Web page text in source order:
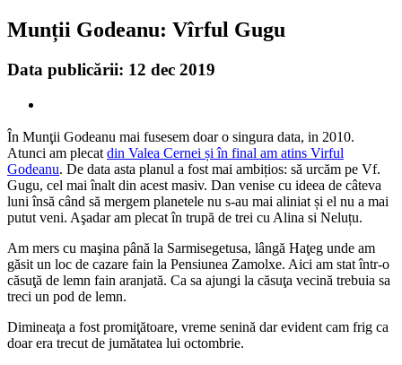
Munții Godeanu: Vîrful Gugu
Data publicării: 12 dec 2019
În Munţii Godeanu mai fusesem doar o singura data, in 2010.
Atunci am plecat din Valea Cernei și în final am atins Virful
Godeanu. De data asta planul a fost mai ambițios: să urcăm pe Vf.
Gugu, cel mai înalt din acest masiv. Dan venise cu ideea de câteva
luni însă când să mergem planetele nu s-au mai aliniat și el nu a mai
putut veni. Aşadar am plecat în trupă de trei cu Alina si Neluțu.
Am mers cu maşina până la Sarmisegetusa, lângă Haţeg unde am
găsit un loc de cazare fain la Pensiunea Zamolxe. Aici am stat într-o
căsuţă de lemn fain aranjată. Ca sa ajungi la căsuţa vecină trebuia sa
treci un pod de lemn.
Dimineaţa a fost promiţătoare, vreme senină dar evident cam frig ca
doar era trecut de jumătatea lui octombrie.